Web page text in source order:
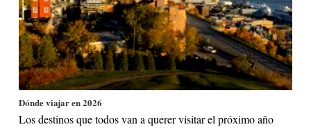
Dónde viajar en 2026
Los destinos que todos van a querer visitar el próximo año